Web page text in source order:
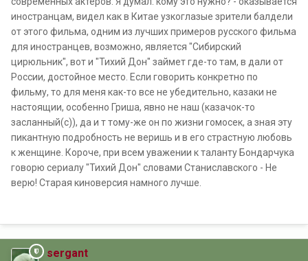
иностранцам, видел как в Китае узкоглазые зрители балдели
от этого фильма, одним из лучших примеров русского фильма
для иностранцев, возможно, является "Сибирский
цирюльник", вот и "Тихий Дон" займет где-то там, в дали от
России, достойное место. Если говорить конкретно по
фильму, то для меня как-то все не убедительно, казаки не
настоящии, особенно Гриша, явно не наш (казачок-то
засланный(с)), да и т тому-же он по жизни гомосек, а зная эту
пикантную подробность не веришь и в его страстную любовь
к женщине. Короче, при всем уважении к таланту Бондарчука
говорю сериалу "Тихий Дон" словами Станиславского - Не
верю! Старая киноверсия намного лучше.
sergant